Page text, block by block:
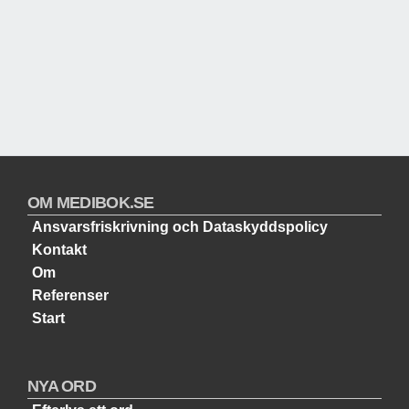
OM MEDIBOK.SE
Ansvarsfriskrivning och Dataskyddspolicy
Kontakt
Om
Referenser
Start
NYA ORD